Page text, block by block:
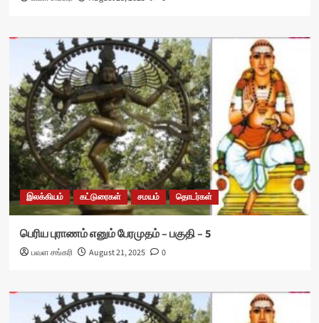
இலக்கியம் கட்டுரைகள் சமயம் தொடர்கள்
பெரிய புராணம் எனும் பேரமுதம் – பகுதி – 5
பவள சங்கரி August 21, 2025 0